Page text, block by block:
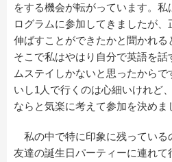
をする機会が転がっています。
ログラムに参加してきましたが、
伸ばすことができたかと聞かれる
そこで私はやはり自分で英語を
ムステイしかないと思ったから
いし1人で行くのは心細いけれど
ならと気楽に考えて参加を決めま
私の中で特に印象に残っている
友達の誕生日パーティーに連れて